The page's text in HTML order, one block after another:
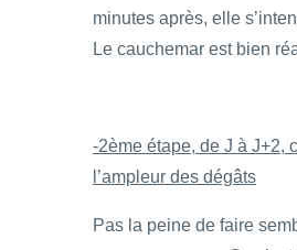
minutes après, elle
Le cauchemar est bien
-2ème étape, de J à J+2,
l’ampleur des dégâts
Pas la peine de faire